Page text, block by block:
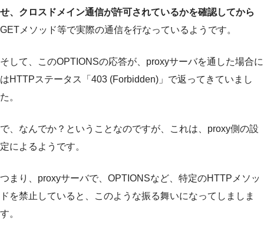
せ、クロスドメイン通信が許可されているかを確認してから
GETメソッド等で実際の通信を行なっているようです。
そして、このOPTIONSの応答が、proxyサーバを通した場合に
はHTTPステータス「403 (Forbidden)」で返ってきていまし
た。
で、なんでか？ということなのですが、これは、proxy側の設
定によるようです。
つまり、proxyサーバで、OPTIONSなど、特定のHTTPメソッ
ドを禁止していると、このような振る舞いになってしましま
す。